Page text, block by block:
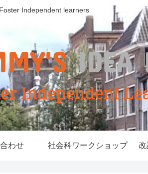
Foster Independent learners
わせ 社会科ワークショップ 改